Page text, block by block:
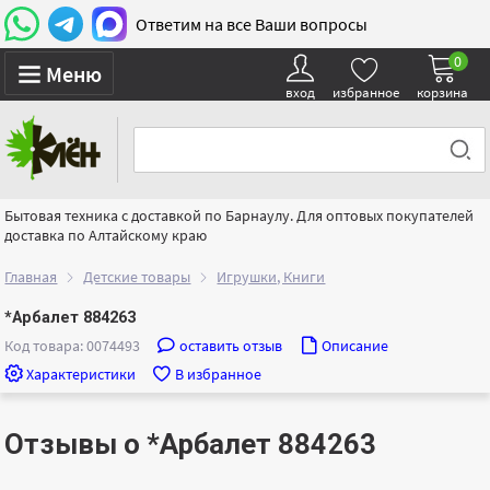
Ответим на все Ваши вопросы
Меню
вход избранное корзина
0
Бытовая техника с доставкой по Барнаулу. Для оптовых покупателей
доставка по Алтайскому краю
Главная Детские товары Игрушки, Книги
*Арбалет 884263
Код товара: 0074493 оставить отзыв
Описание
Характеристики
В избранное
Отзывы о *Арбалет 884263